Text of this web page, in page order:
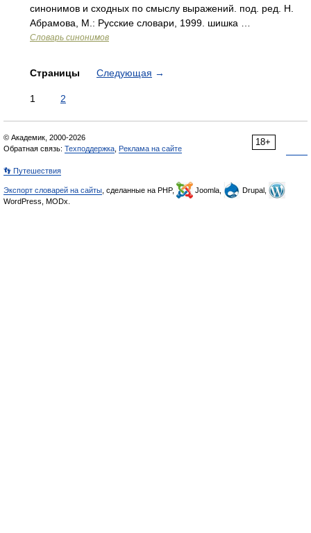
синонимов и сходных по смыслу выражений. под. ред. Н.
Абрамова, М.: Русские словари, 1999. шишка …
Словарь синонимов
Страницы Следующая →
1 2
18+
© Академик, 2000-2026
Обратная связь: Техподдержка Реклама на сайте
👣 Путешествия
Экспорт словарей на сайты , сделанные на PHP, Joomla,
Drupal,
WordPress, MODx.